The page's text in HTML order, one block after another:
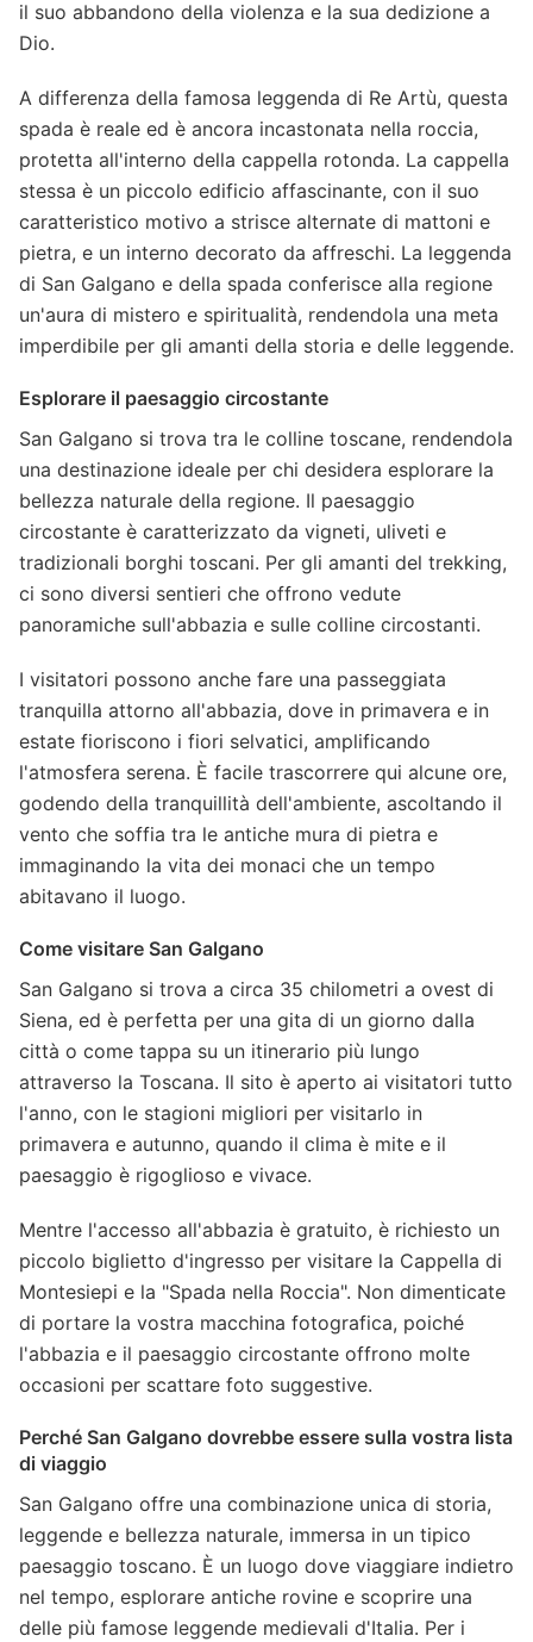
il suo abbandono della violenza e la sua dedizione a
Dio.
A differenza della famosa leggenda di Re Artù, questa
spada è reale ed è ancora incastonata nella roccia,
protetta all'interno della cappella rotonda. La cappella
stessa è un piccolo edificio affascinante, con il suo
caratteristico motivo a strisce alternate di mattoni e
pietra, e un interno decorato da affreschi. La leggenda
di San Galgano e della spada conferisce alla regione
un'aura di mistero e spiritualità, rendendola una meta
imperdibile per gli amanti della storia e delle leggende.
Esplorare il paesaggio circostante
San Galgano si trova tra le colline toscane, rendendola
una destinazione ideale per chi desidera esplorare la
bellezza naturale della regione. Il paesaggio
circostante è caratterizzato da vigneti, uliveti e
tradizionali borghi toscani. Per gli amanti del trekking,
ci sono diversi sentieri che offrono vedute
panoramiche sull'abbazia e sulle colline circostanti.
I visitatori possono anche fare una passeggiata
tranquilla attorno all'abbazia, dove in primavera e in
estate fioriscono i fiori selvatici, amplificando
l'atmosfera serena. È facile trascorrere qui alcune ore,
godendo della tranquillità dell'ambiente, ascoltando il
vento che soffia tra le antiche mura di pietra e
immaginando la vita dei monaci che un tempo
abitavano il luogo.
Come visitare San Galgano
San Galgano si trova a circa 35 chilometri a ovest di
Siena, ed è perfetta per una gita di un giorno dalla
città o come tappa su un itinerario più lungo
attraverso la Toscana. Il sito è aperto ai visitatori tutto
l'anno, con le stagioni migliori per visitarlo in
primavera e autunno, quando il clima è mite e il
paesaggio è rigoglioso e vivace.
Mentre l'accesso all'abbazia è gratuito, è richiesto un
piccolo biglietto d'ingresso per visitare la Cappella di
Montesiepi e la "Spada nella Roccia". Non dimenticate
di portare la vostra macchina fotografica, poiché
l'abbazia e il paesaggio circostante offrono molte
occasioni per scattare foto suggestive.
Perché San Galgano dovrebbe essere sulla vostra lista
di viaggio
San Galgano offre una combinazione unica di storia,
leggende e bellezza naturale, immersa in un tipico
paesaggio toscano. È un luogo dove viaggiare indietro
nel tempo, esplorare antiche rovine e scoprire una
delle più famose leggende medievali d'Italia. Per i